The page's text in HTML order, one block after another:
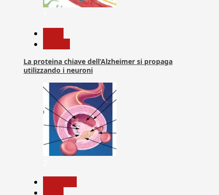
La proteina chiave dell’Alzheimer si propaga
utilizzando i neuroni